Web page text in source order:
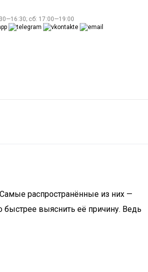
сб: 17:00—19:00
распространённые из них —
выяснить её причину. Ведь